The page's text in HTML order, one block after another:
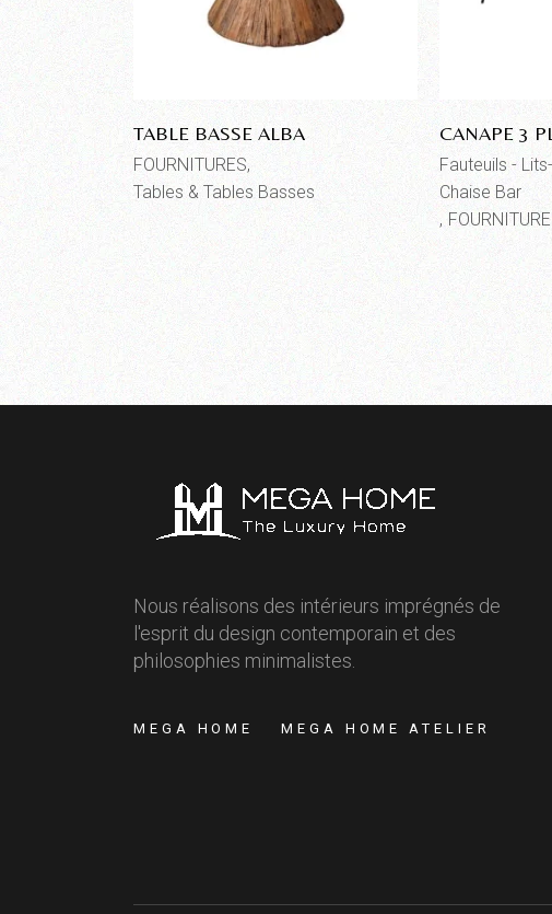
TABLE BASSE ALBA
FOURNITURES
Tables & Tables Basses
CANAPE 3
Fauteuils -
Chaise Bar
Nous réalisons des intérieurs imprégnés de
l'esprit du design contemporain et des
philosophies minimalistes.
MEGA HOME MEGA HOME ATELIER